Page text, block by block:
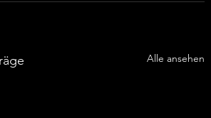
Alle ansehen